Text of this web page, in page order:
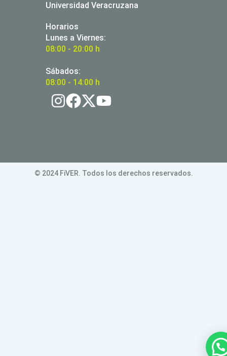
Universidad Veracruzana
Horarios
Lunes a Viernes:
08:00 - 20:00 h
Sábados:
08:00 - 14:00 h
© 2024 FiVER. Todos los derechos reservados.